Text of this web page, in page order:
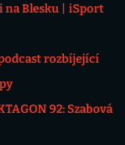
na Blesku
iSport
rozbíjející
92: Szabová